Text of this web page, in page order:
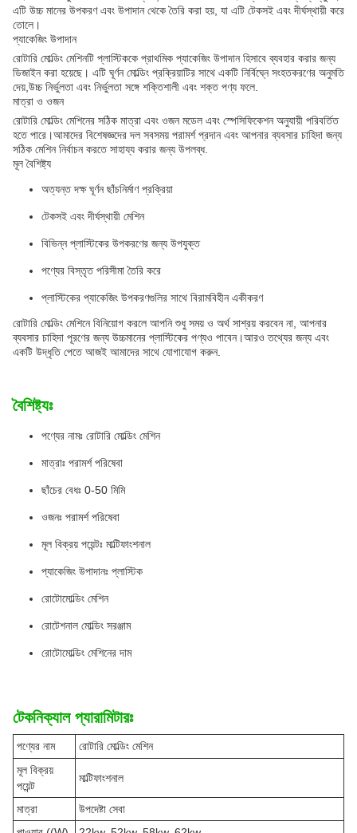
এটি উচ্চ মানের উপকরণ এবং উপাদান থেকে তৈরি করা হয়, যা এটি টেকসই এবং দীর্ঘস্থায়ী করে
তোলে।
প্যাকেজিং উপাদান
রোটারি মোল্ডিং মেশিনটি প্লাস্টিককে প্রাথমিক প্যাকেজিং উপাদান হিসাবে ব্যবহার করার জন্য
ডিজাইন করা হয়েছে। এটি ঘূর্ণন মোল্ডিং প্রক্রিয়াটির সাথে একটি নির্বিঘ্নে সংহতকরণের অনুমতি
দেয়,উচ্চ নির্ভুলতা এবং নির্ভুলতা সঙ্গে শক্তিশালী এবং শক্ত পণ্য ফলে.
মাত্রা ও ওজন
রোটারি মোল্ডিং মেশিনের সঠিক মাত্রা এবং ওজন মডেল এবং স্পেসিফিকেশন অনুযায়ী পরিবর্তিত
হতে পারে।আমাদের বিশেষজ্ঞদের দল সবসময় পরামর্শ প্রদান এবং আপনার ব্যবসার চাহিদা জন্য
সঠিক মেশিন নির্বাচন করতে সাহায্য করার জন্য উপলব্ধ.
মূল বৈশিষ্ট্য
অত্যন্ত দক্ষ ঘূর্ণন ছাঁচনির্মাণ প্রক্রিয়া
টেকসই এবং দীর্ঘস্থায়ী মেশিন
বিভিন্ন প্লাস্টিকের উপকরণের জন্য উপযুক্ত
পণ্যের বিস্তৃত পরিসীমা তৈরি করে
প্লাস্টিকের প্যাকেজিং উপকরণগুলির সাথে বিরামবিহীন একীকরণ
রোটারি মোল্ডিং মেশিনে বিনিয়োগ করলে আপনি শুধু সময় ও অর্থ সাশ্রয় করবেন না, আপনার
ব্যবসার চাহিদা পূরণের জন্য উচ্চমানের প্লাস্টিকের পণ্যও পাবেন।আরও তথ্যের জন্য এবং
একটি উদ্ধৃতি পেতে আজই আমাদের সাথে যোগাযোগ করুন.
বৈশিষ্ট্যঃ
পণ্যের নামঃ রোটারি মোল্ডিং মেশিন
মাত্রাঃ পরামর্শ পরিষেবা
ছাঁচের বেধঃ 0-50 মিমি
ওজনঃ পরামর্শ পরিষেবা
মূল বিক্রয় পয়েন্টঃ মাল্টিফাংশনাল
প্যাকেজিং উপাদানঃ প্লাস্টিক
রোটোমোল্ডিং মেশিন
রোটেশনাল মোল্ডিং সরঞ্জাম
রোটোমোল্ডিং মেশিনের দাম
টেকনিক্যাল প্যারামিটারঃ
পণ্যের নাম
রোটারি মোল্ডিং মেশিন
মূল বিক্রয়
পয়েন্ট
মাল্টিফাংশনাল
মাত্রা
উপদেষ্টা সেবা